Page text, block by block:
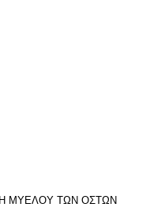
ΜΥΕΛΟΥ ΤΩΝ ΟΣΤΩΝ